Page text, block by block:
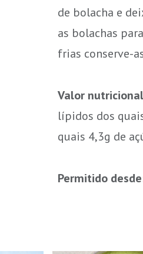
de bolacha e
as bolachas
frias conserve-
Valor
lípidos dos
quais 4,3g de
Permitido